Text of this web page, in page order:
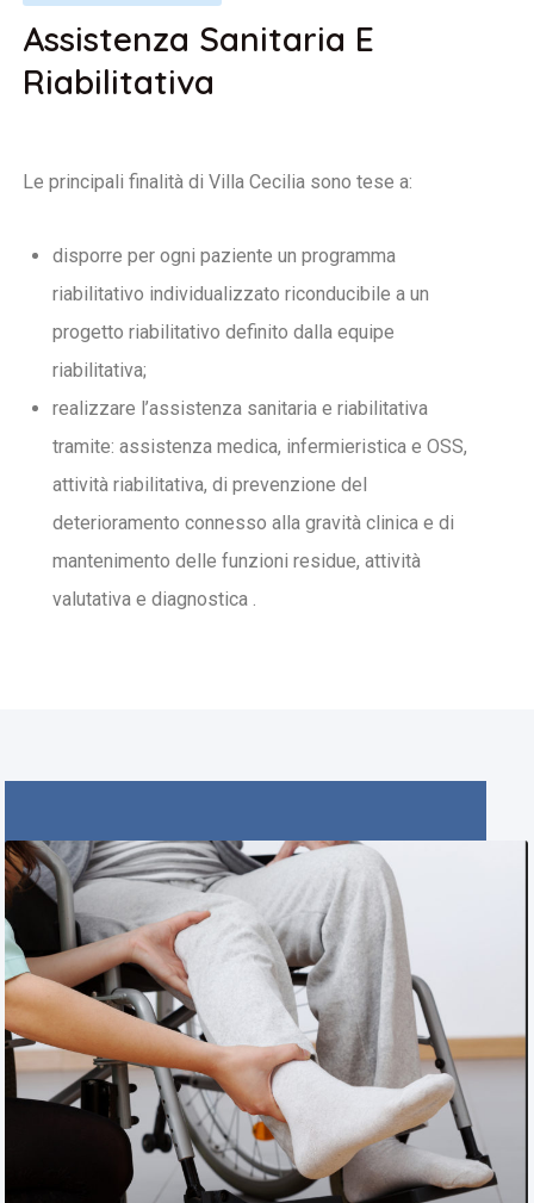
Assistenza Sanitaria E
Riabilitativa
Le principali finalità di Villa Cecilia sono tese a:
disporre per ogni paziente un programma
riabilitativo individualizzato riconducibile a un
progetto riabilitativo definito dalla equipe
riabilitativa;
realizzare l’assistenza sanitaria e riabilitativa
tramite: assistenza medica, infermieristica e OSS,
attività riabilitativa, di prevenzione del
deterioramento connesso alla gravità clinica e di
mantenimento delle funzioni residue, attività
valutativa e diagnostica .